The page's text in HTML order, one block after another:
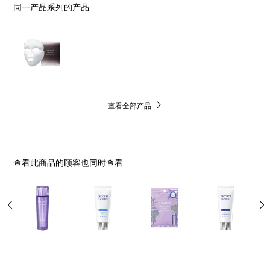
同一产品系列的产品
查看全部产品
查看此商品的顾客也同时查看